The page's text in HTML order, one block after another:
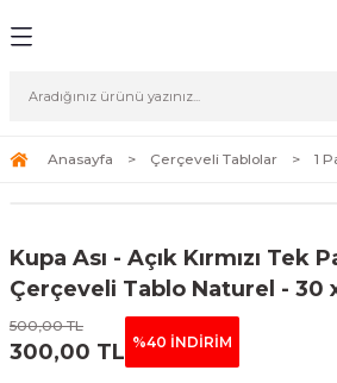
Tablolar
Tablolar
Sanat
Anasayfa Çerçeveli Tablolar 1
Kupa Ası - Açık Kırmızı Tek
Çerçeveli Tablo Naturel - 30
500,00 TL
300,00 TL %40 İNDİRİM